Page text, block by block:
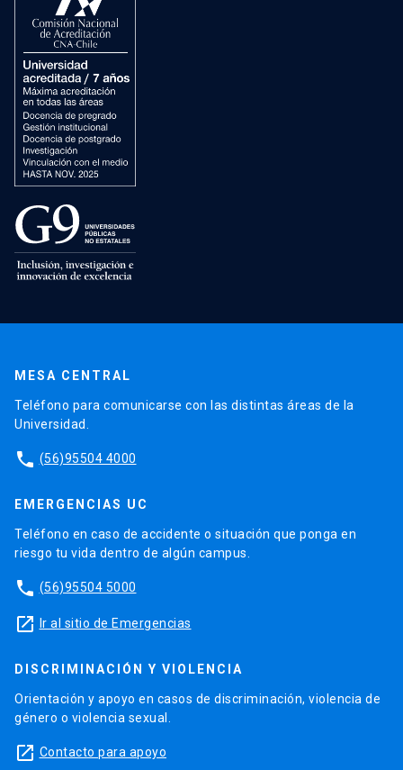
MESA CENTRAL
Teléfono para comunicarse con las distintas áreas de la
Universidad.
phone (56)95504 4000
EMERGENCIAS UC
Teléfono en caso de accidente o situación que ponga en
riesgo tu vida dentro de algún campus.
phone (56)95504 5000
launch Ir al sitio de Emergencias
DISCRIMINACIÓN Y VIOLENCIA
Orientación y apoyo en casos de discriminación, violencia de
género o violencia sexual.
launch Contacto para apoyo